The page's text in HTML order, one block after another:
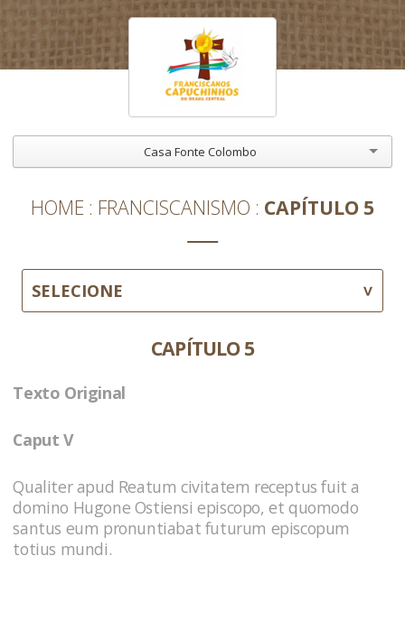
Casa Fonte Colombo
HOME FRANCISCANISMO CAPÍTULO 5
SELECIONE
CAPÍTULO 5
Texto Original
Caput V
Qualiter apud Reatum civitatem receptus fuit a
domino Hugone Ostiensi episcopo, et quomodo
santus eum pronuntiabat futurum episcopum
totius mundi.